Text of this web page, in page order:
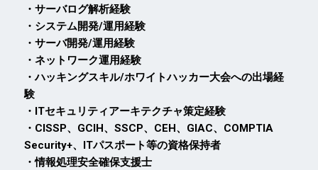
・サーバログ解析経験
・システム開発/運用経験
・サーバ開発/運用経験
・ネットワーク運用経験
・ハッキングスキル/ホワイトハッカー大会への出場経
験
・ITセキュリティアーキテクチャ策定経験
・CISSP、GCIH、SSCP、CEH、GIAC、COMPTIA
Security+、ITパスポート等の資格保持者
・情報処理安全確保支援士